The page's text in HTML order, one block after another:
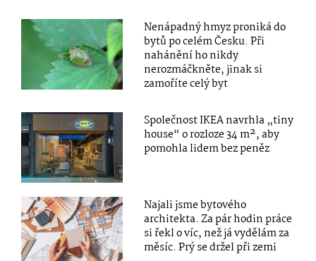
Nenápadný hmyz proniká do
bytů po celém Česku. Při
nahánění ho nikdy
nerozmáčkněte, jinak si
zamoříte celý byt
Společnost IKEA navrhla „tiny
house“ o rozloze 34 m², aby
pomohla lidem bez peněz
Najali jsme bytového
architekta. Za pár hodin práce
si řekl o víc, než já vydělám za
měsíc. Prý se držel při zemi